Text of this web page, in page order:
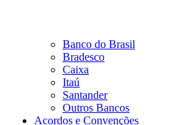
Banco do Brasil
Bradesco
Caixa
Itaú
Santander
Outros Bancos
Acordos e Convenções